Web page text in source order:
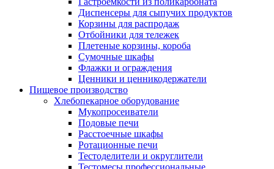
Диспенсеры для сыпучих продуктов
Корзины для распродаж
Отбойники для тележек
Плетеные корзины, короба
Сумочные шкафы
Флажки и ограждения
Ценники и ценникодержатели
Пищевое производство
Хлебопекарное оборудование
Мукопросеиватели
Подовые печи
Расстоечные шкафы
Ротационные печи
Тестоделители и округлители
Тестомесы профессиональные